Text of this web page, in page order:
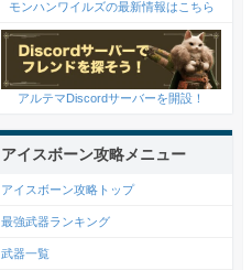
モンハンワイルズの最新情報はこちら
アルテマDiscordサーバーを開設！
アイスボーン攻略メニュー
アイスボーン攻略トップ
最強武器ランキング
武器一覧